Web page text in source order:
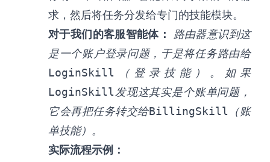
求，然后将任务分发给专门的技能模块。
对于我们的客服智能体：
路由器意识到这
是一个账户登录问题，于是将任务路由给
LoginSkill （登录技能）。如果
LoginSkill发现这其实是个账单问题，
它会再把任务转交给BillingSkill （账
单技能）。
实际流程示例：